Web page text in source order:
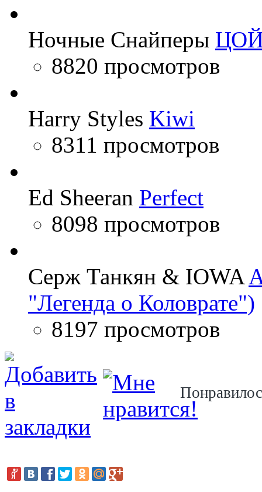
Ночные Снайперы
8820 просмотров
Harry Styles Kiwi
8311 просмотров
Ed Sheeran Perfect
8098 просмотров
Серж Танкян & IOWA
"Легенда о Коловрате")
8197 просмотров